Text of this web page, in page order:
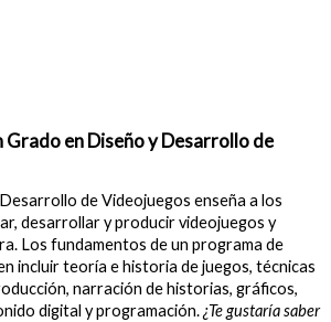
Grado en Diseño y Desarrollo de
de Videojuegos enseña a los
desarrollar y producir videojuegos y
Los fundamentos de un programa de
incluir teoría e historia de juegos, técnicas
narración de historias, gráficos,
digital y programación.¿Te gustaría saber